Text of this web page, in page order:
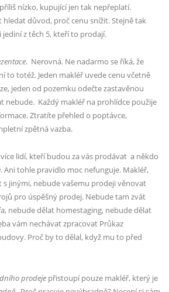
nízko, kupující jen tak nepřeplatí.
hledat důvod, proč cenu snížit. Stejně tak
z těch 5, kteří to prodají.
. Nerovná. Ne nadarmo se říká, že
to totéž. Jeden makléř uvede cenu včetně
jeden od pozemku odečte zastavěnou
nebude. Každý makléř na prohlídce použije
Ztratíte přehled o poptávce,
zpětná vazba.
lidí, kteří budou za vás prodávat a někdo
. Ani tohle pravidlo moc nefunguje. Makléř,
jinými, nebude vašemu prodeji věnovat
pro úspěšný prodej. Nebude tam zvát
nebude dělat homestaging, nebude dělat
vám nechávat zpracovat Průkaz
Proč by to dělal, když mu to před
prodeje přistoupí pouze makléř, který je